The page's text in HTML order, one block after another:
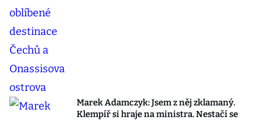
Marek Adamczyk: Jsem z něj zklamaný.
Klempíř si hraje na ministra. Nestačí se